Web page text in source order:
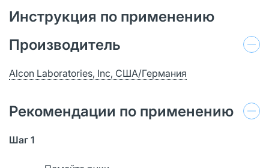
Инструкция по применению
Производитель
Alcon Laboratories, Inc, США/Германия
Рекомендации по применению
Шаг 1